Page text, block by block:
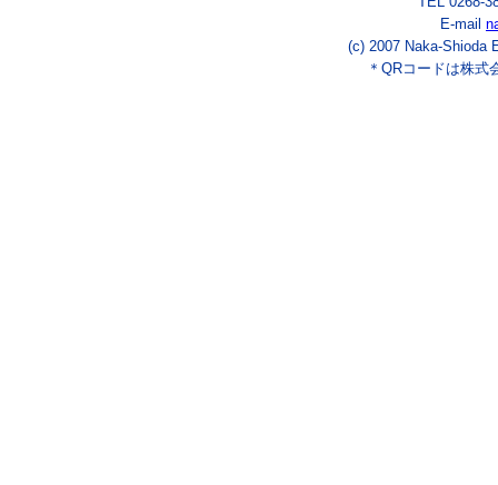
E-mail
(c) 2007 Naka-Shioda
＊QRコードは株式